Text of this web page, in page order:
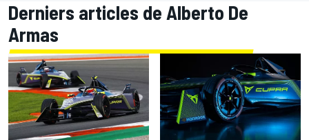
Derniers articles de Alberto De
Armas